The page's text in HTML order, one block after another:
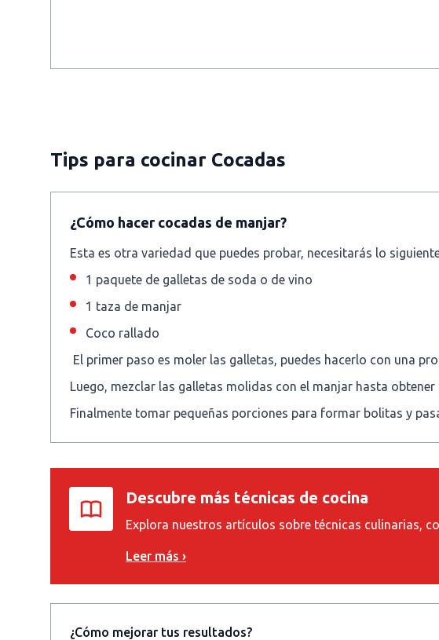
Tips para cocinar Cocadas
¿Cómo hacer cocadas de manjar?
Esta es otra variedad que puedes probar, necesitarás lo
1 paquete de galletas de soda o de vino
1 taza de manjar
Coco rallado
El primer paso es moler las galletas, puedes hacerlo con una
Luego, mezclar las galletas molidas con el manjar hasta obtener
Finalmente tomar pequeñas porciones para formar bolitas y
Descubre más técnicas de cocina
Explora nuestros artículos sobre técnicas culinarias,
Leer más ›
¿Cómo mejorar tus resultados?